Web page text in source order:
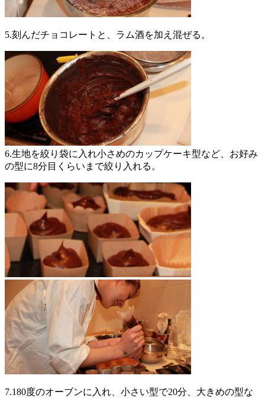
5.刻んだチョコレートと、ラム酒を加え混ぜる。
6.生地を絞り袋に入れ小さめのカップケーキ型など、 お好み
の型に8分目くらいまで絞り入れる。
7.180度のオーブンに入れ、小さい型で20分、 大きめの型な